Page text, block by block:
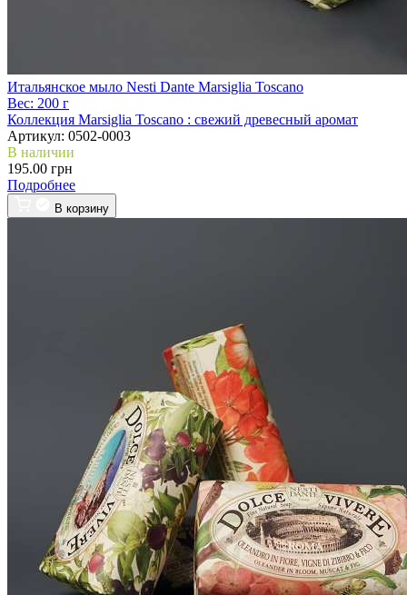
Итальянское мыло Nesti Dante Marsiglia Toscano
Вес: 200 г
Коллекция Marsiglia Toscano : свежий древесный аромат
Артикул: 0502-0003
В наличии
195.00 грн
Подробнее
В корзину